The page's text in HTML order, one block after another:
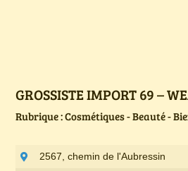
E-book
GROSSISTE IMPORT 69 –
Rubrique : Cosmétiques - Beauté -
2567, chemin de l'Aubressin